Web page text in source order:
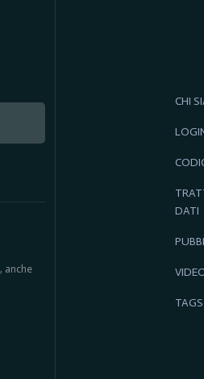
anche
CHI
DATI
TAGS